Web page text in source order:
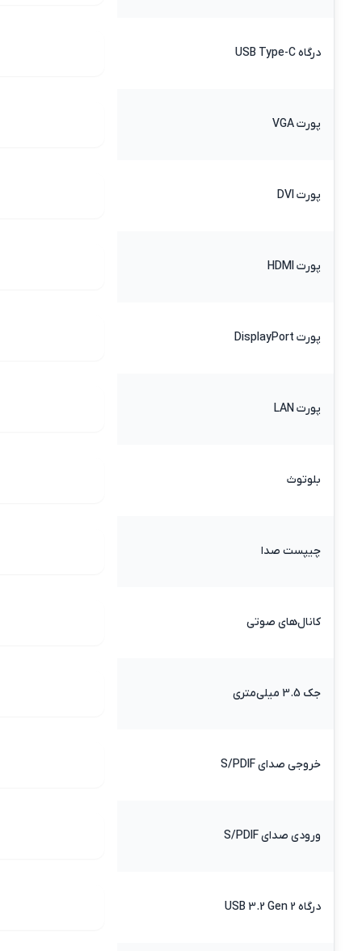
درگاه USB Type-C
پورت VGA
پورت DVI
پورت HDMI
پورت DisplayPort
پورت LAN
بلوتوث
چیپست صدا
کانال‌های صوتی
جک 3.5 میلی‌متری
خروجی صدای S/PDIF
ورودی صدای S/PDIF
درگاه USB 3.2 Gen 2